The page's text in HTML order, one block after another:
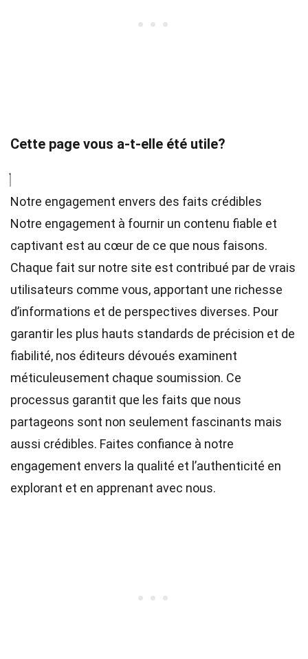
Cette page vous a-t-elle été utile?
Notre engagement envers des faits crédibles
Notre engagement à fournir un contenu fiable et
captivant est au cœur de ce que nous faisons.
Chaque fait sur notre site est contribué par de vrais
utilisateurs comme vous, apportant une richesse
d’informations et de perspectives diverses. Pour
garantir les plus hauts standards de précision et de
fiabilité, nos éditeurs dévoués examinent
méticuleusement chaque soumission. Ce
processus garantit que les faits que nous
partageons sont non seulement fascinants mais
aussi crédibles. Faites confiance à notre
engagement envers la qualité et l’authenticité en
explorant et en apprenant avec nous.